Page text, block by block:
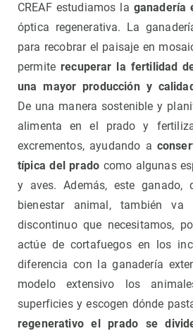
CREAF estudiamos la ganadería
óptica regenerativa. La
para recobrar el paisaje en
permiterecuperar la fertilidad
una mayor producción y
De una manera sostenible y
alimenta en el prado y
excrementos, ayudando a
típica del prado como algunas
y aves. Además, este ganado,
bienestar animal, también va
discontinuo que necesitamos,
actúe de cortafuegos en los
diferencia con la ganadería
modelo extensivo los
superficies y escogen dónde
regenerativo el prado se